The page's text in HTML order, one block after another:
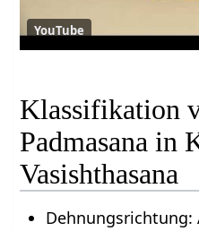
YouTube
Klassifikation
Padmasana in
Vasishthasana
Dehnungsrichtung: